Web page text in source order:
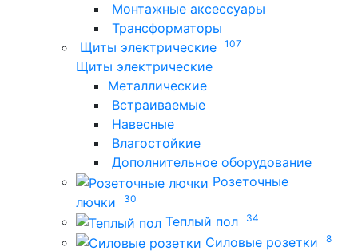
Монтажные аксессуары
Трансформаторы
Щиты электрические
107
Щиты электрические
Металлические
Встраиваемые
Навесные
Влагостойкие
Дополнительное оборудование
Розеточные
лючки
30
Теплый пол 34
Силовые розетки 8